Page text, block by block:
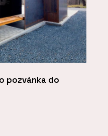
pozvánka do